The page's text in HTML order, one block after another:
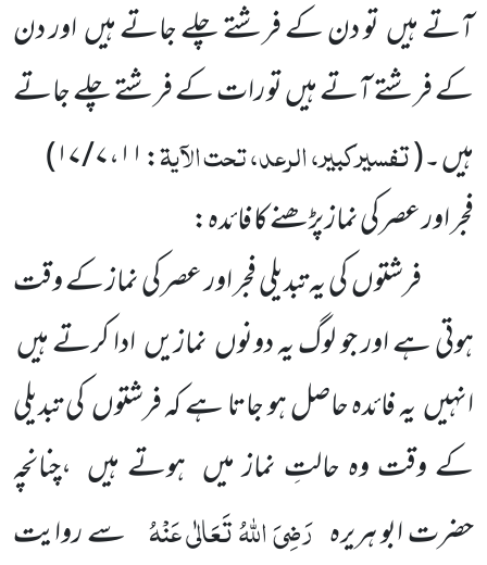
آتے ہیں تو دن کے فرشتے چلے جاتے ہیں اور دن
کے فرشتے آتے ہیں تو رات کے فرشتے چلے جاتے
ہیں ۔(تفسیرکبیر، الرعد، تحت الآیۃ:۱۱،۷ / ۱۷
)
فجر اور عصر کی نماز پڑھنے کا فائدہ:
فرشتوں کی یہ تبدیلی فجر اور عصر کی نماز کے وقت
ہوتی ہے اور جو لوگ یہ دونوں نمازیں ادا کرتے ہیں
انہیں یہ فائدہ حاصل ہو جاتا ہے کہ فرشتوں کی تبدیلی
کے وقت وہ حالتِ نماز میں ہوتے ہیں ،چنانچہ
حضرت ابو ہریرہ رَضِیَ اللّٰہُ تَعَالٰی عَنْہُ سے روایت